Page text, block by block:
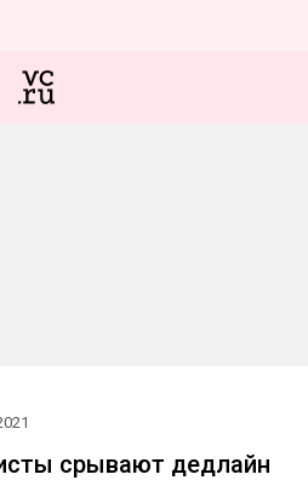
срывают дедлайн